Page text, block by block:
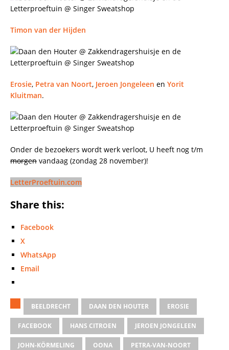
Timon van der Hijden
Erosie, Petra van Noort, Jeroen Jongeleen en Yorit
Kluitman.
Onder de bezoekers wordt werk verloot, U heeft nog t/m
morgen vandaag (zondag 28 november)!
LetterProeftuin.com
Share this:
Facebook
X
WhatsApp
Email
BEELDRECHT DAAN DEN HOUTER EROSIE
FACEBOOK HANS CITROEN JEROEN JONGELEEN
JOHN-KÖRMELING OONA PETRA-VAN-NOORT